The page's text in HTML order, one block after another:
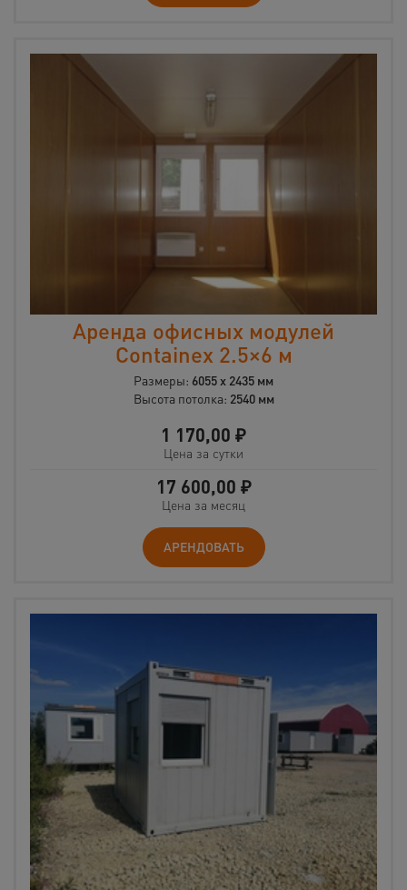
Аренда офисных модулей
Containex 2.5×6 м
Размеры: 6055 х 2435 мм
Высота потолка: 2540 мм
1 170,00 ₽
Цена за сутки
17 600,00 ₽
Цена за месяц
АРЕНДОВАТЬ